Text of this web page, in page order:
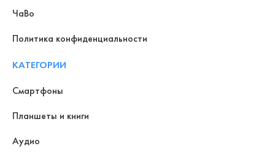
ЧаВо
Политика конфиденциальности
КАТЕГОРИИ
Смартфоны
Планшеты и книги
Аудио